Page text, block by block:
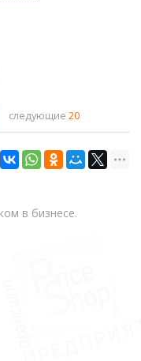
следующие 20
в бизнесе.